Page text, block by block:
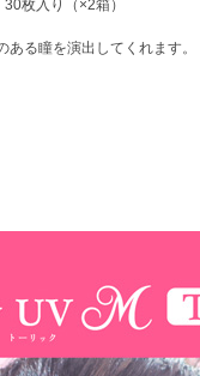
枚入り（×2箱）
る瞳を演出してくれます。